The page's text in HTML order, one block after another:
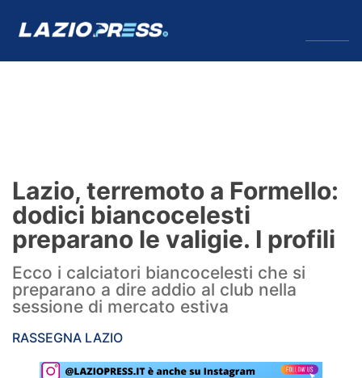
Formello
Infortuni
Primavera
Calciomercato
Lazio Women
Lazio, terremoto a Formello:
dodici biancocelesti
preparano le valigie. I profili
Ecco i calciatori biancocelesti che si
preparano a dire addio al club nella
sessione di mercato estiva
RASSEGNA LAZIO